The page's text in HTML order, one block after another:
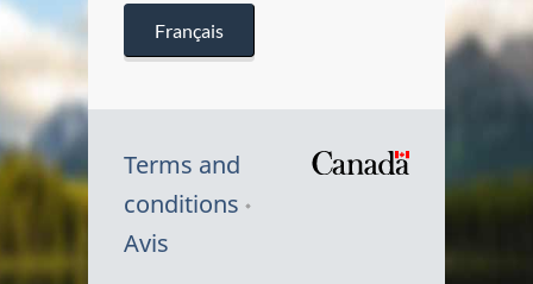
Français
Terms and
conditions
Avis
Symbole